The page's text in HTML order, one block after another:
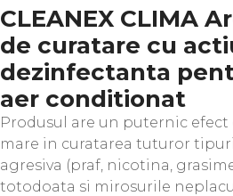
CLEANEX CLIMA
de curatare cu
dezinfectanta
aer conditionat
Produsul are un puternic
mare in curatarea tuturor
agresiva (praf, nicotina,
totodoata si mirosurile